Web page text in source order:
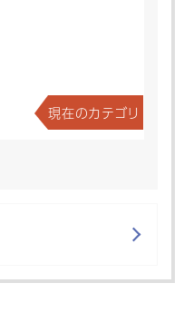
現在のカテゴリ